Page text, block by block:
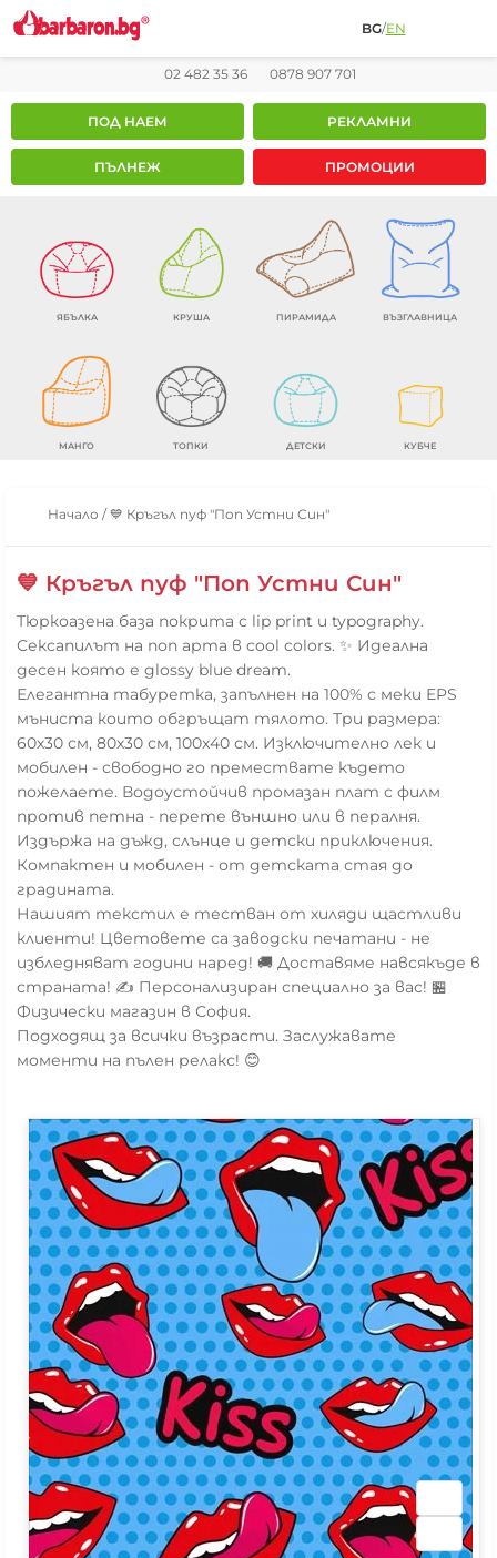
BG/EN
02 482 35 36 0878 907 701
ПОД НАЕМ РЕКЛАМНИ
ПЪЛНЕЖ ПРОМОЦИИ
ЯБЪЛКА КРУША ПИРАМИДА ВЪЗГЛАВНИЦА
МАНГО ТОПКИ ДЕТСКИ КУБЧЕ
Начало /💙 Кръгъл пуф "Поп Устни Син"
💙 Кръгъл пуф "Поп Устни Син"
Тюркоазена база покрита с lip print и typography.
Сексапилът на поп арта в cool colors. ✨ Идеална
десен която е glossy blue dream.
Елегантна табуретка, запълнен на 100% с меки EPS
мъниста които обгръщат тялото. Три размера:
60x30 см, 80x30 см, 100x40 см. Изключително лек и
мобилен - свободно го премествате където
пожелаете. Водоустойчив промазан плат с филм
против петна - перете външно или в пералня.
Издържа на дъжд, слънце и детски приключения.
Компактен и мобилен - от детската стая до
градината.
Нашият текстил е тестван от хиляди щастливи
клиенти! Цветовете са заводски печатани - не
избледняват години наред! 🚚 Доставяме навсякъде в
страната! ✍️ Персонализиран специално за вас! 🏪
Физически магазин в София.
Подходящ за всички възрасти. Заслужавате
моменти на пълен релакс! 😊